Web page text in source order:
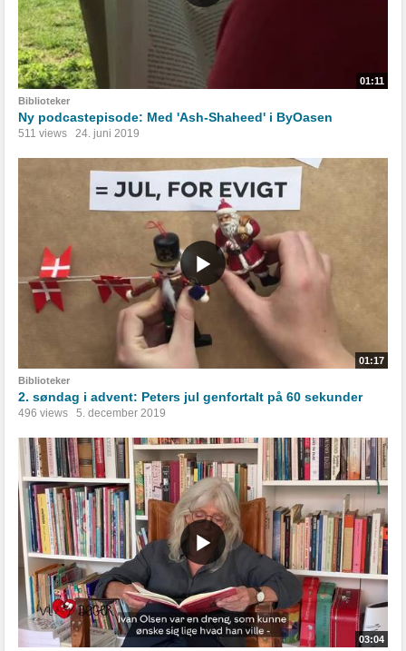
01:11
Biblioteker
Ny podcastepisode: Med 'Ash-Shaheed' i ByOasen
511 views 24. juni 2019
01:17
Biblioteker
2. søndag i advent: Peters jul genfortalt på 60 sekunder
496 views 5. december 2019
03:04